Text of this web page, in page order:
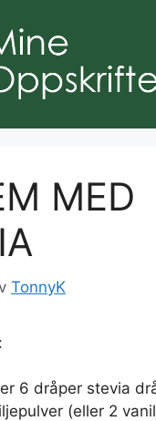
MED
TonnyK
:
6 dråper stevia
(eller 2